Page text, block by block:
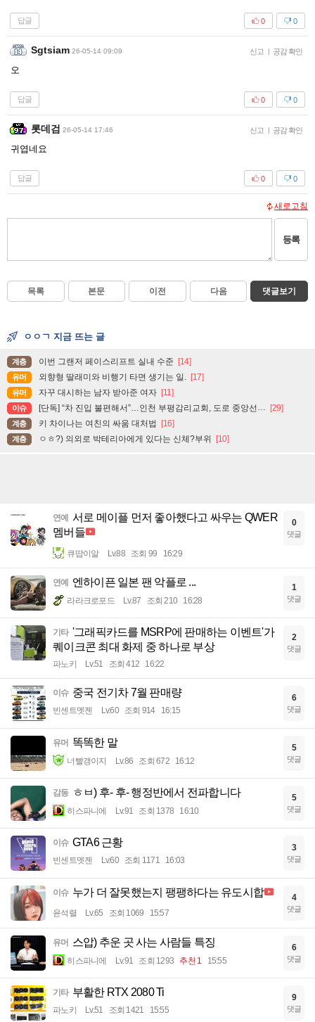
답글 0
0
Sgtsiam 26-05-14 09:09 신고 | 공감 확인
오
답글 0
0
롯데검 26-05-14 17:46 신고 | 공감 확인
귀엽네요
답글 0
0
새로고침
등록
목록 본문 이전 다음 댓글보기
ㅇㅇㄱ 지금 뜨는 글
계층 이번 그랜저 페이스리프트 실내 수준 [14]
유머 외향형 딸래미와 비행기 타면 생기는 일. [17]
유머 자꾸 대시하는 남자 받아준 여자 [11]
이슈 [단독] “차 진입 불편해서”…인천 부평감리교회, 도로 중앙선 ‘검은 페인트’로 지워 [29]
계층 키 차이나는 여친의 싸움 대처법 [16]
계층 ㅇㅎ?) 의외로 박테리아에게 있다는 신체?부위 [10]
연예
서로 메이플 먼저 좋아했다고 싸우는 QWER
멤버들
큐땁이알 Lv.88 조회 99 16:29
0
댓글
연예 엔하이픈 일본 팬 악플로 ...
라라크로포드 Lv.87 조회 210 16:28
1
댓글
기타 '그래픽카드를 MSRP에 판매하는 이벤트'가
퀘이크콘 최대 화제 중 하나로 부상
파노키 Lv.51 조회 412 16:22
2
댓글
이슈 중국 전기차 7월 판매량
빈센트멧젠 Lv.60 조회 914 16:15
6
댓글
유머 똑똑한 말
너빨갱이지 Lv.86 조회 672 16:12
5
댓글
감동 ㅎㅂ) 후- 후- 행정반에서 전파합니다
히스파니에 Lv.91 조회 1378 16:10
5
댓글
이슈 GTA6 근황
빈센트멧젠 Lv.60 조회 1171 16:03
3
댓글
이슈 누가 더 잘못했는지 팽팽하다는 유도시합
윤석렬 Lv.65 조회 1069 15:57
4
댓글
유머 스압) 추운 곳 사는 사람들 특징
히스파니에 Lv.91 조회 1293 추천 1 15:55
6
댓글
기타 부활한 RTX 2080 Ti
파노키 Lv.51 조회 1421 15:55
9
댓글